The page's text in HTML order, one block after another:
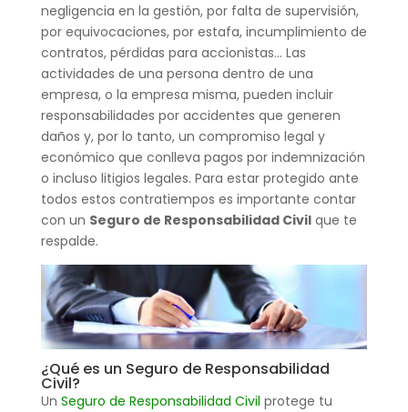
negligencia en la gestión, por falta de supervisión,
por equivocaciones, por estafa, incumplimiento de
contratos, pérdidas para accionistas… Las
actividades de una persona dentro de una
empresa, o la empresa misma, pueden incluir
responsabilidades por accidentes que generen
daños y, por lo tanto, un compromiso legal y
económico que conlleva pagos por indemnización
o incluso litigios legales. Para estar protegido ante
todos estos contratiempos es importante contar
con un Seguro de Responsabilidad Civilque te
respalde.
¿Qué es un Seguro de Responsabilidad
Civil?
Un Seguro de Responsabilidad Civil protege tu